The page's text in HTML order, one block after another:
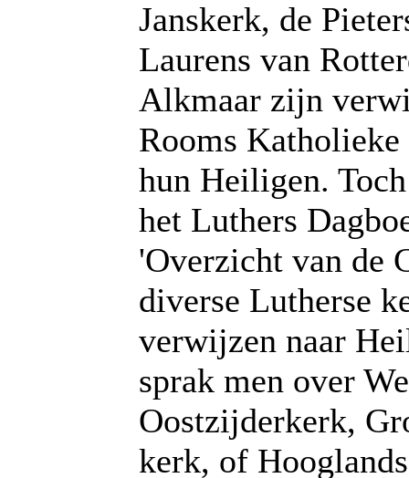
Janskerk, de
Laurens van
Alkmaar zijn
Rooms Katholieke
hun Heiligen.
het Luthers
'Overzicht van de
diverse Lutherse
verwijzen naar
sprak men over
Oostzijderkerk,
kerk, of